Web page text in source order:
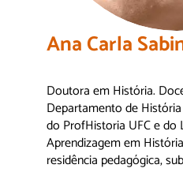
Ana Carla
Doutora em História.
Departamento de
do ProfHistoria UFC e do
Aprendizagem em
residência pedagógica,